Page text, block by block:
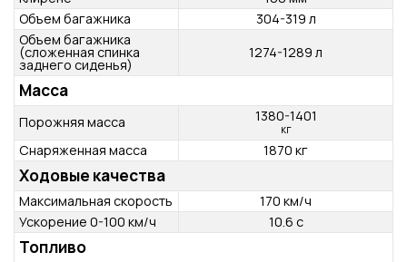
Ширина
1790 мм
Высота
1582 мм
База
2610 мм
Мин. радиус разворота
5.5 м
Клиренс
188 мм
Объем багажника
304-319 л
Объем багажника
(сложенная спинка
заднего сиденья)
1274-1289 л
Масса
Порожняя масса 1380-1401